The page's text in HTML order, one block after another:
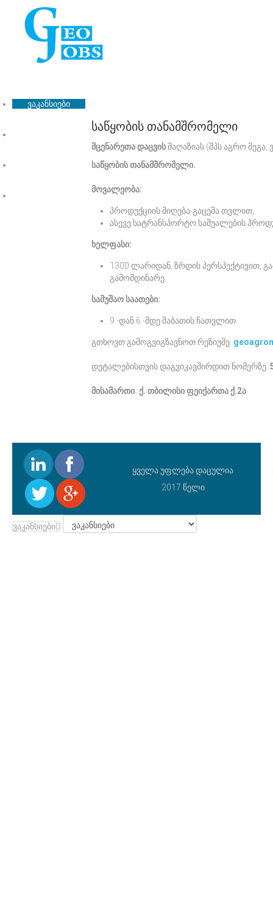
ვაკანსიები
საწყობის თანამშრომელი
მცენარეთა დაცვისმაღაზიას (შპს აგრო
საწყობის თანამშრომელი.
მოვალეობა:
პროდუქციის მიღება-გაცემა თვლით,
ასევე სატრანსპორტო საშუალების
ხელფასი:
1300 ლარიდან, ზრდის პერსპექტივით,
გამომდინარე.
სამუშაო საათები:
9 -დან 6 -მდე შაბათის ჩათვლით.
გთხოვთ გამოგვიგზავნოთ რეზიუმე:
დეტალებისთვის დაგვიკავშირდით ნომერზე:
მისამართი. ქ. თბილისი ფეიქართა ქ.2ა
ყველა უფლება დაცულია
2017 წელი
ვაკანსიები